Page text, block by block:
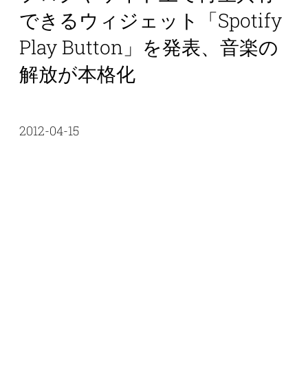
できるウィジェット「Spotify
Play Button」を発表、音楽の
解放が本格化
2012-04-15